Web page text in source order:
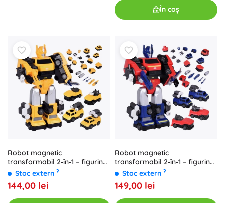
În coș
Robot magnetic
transformabil 2‑în‑1 – figurină
mare cu accesorii
Stoc extern ?
144,00 lei
Robot magnetic
transformabil 2‑în‑1 – figurină
mare cu accesorii
Stoc extern ?
149,00 lei